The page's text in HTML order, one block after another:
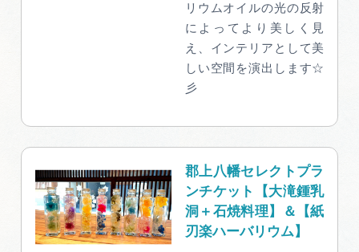
リウムオイルの光の反射
によってより美しく見
え、インテリアとして美
しい空間を演出します☆
彡
郡上八幡セレクトプラ
ンチケット【大滝鍾乳
洞＋石焼料理】＆【紙
刃楽ハーバリウム】